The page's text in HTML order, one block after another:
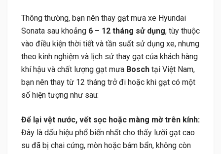
Thông thường, bạn nên thay gạt mưa xe Hyundai
Sonata sau khoảng 6 – 12 tháng sử dụng, tùy thuộc
vào điều kiện thời tiết và tần suất sử dụng xe, nhưng
theo kinh nghiệm và lịch sử thay gạt của khách hàng
khí hậu và chất lượng gạt mưa Bosch tại Việt Nam,
bạn nên thay từ 12 tháng trở đi hoặc khi gạt có một
số hiện tượng như sau:
Để lại vệt nước, vết sọc hoặc màng mờ trên kính:
Đây là dấu hiệu phổ biến nhất cho thấy lưỡi gạt cao
su đã bị chai cứng, mòn hoặc bám bẩn, không còn